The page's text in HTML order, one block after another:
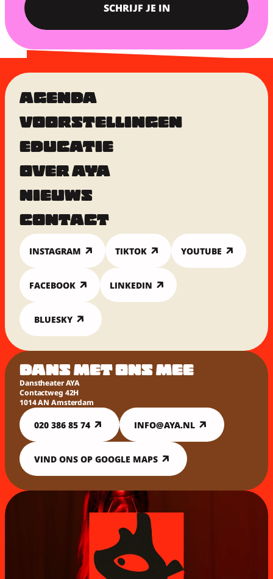
SCHRIJF JE IN
AGENDA
VOORSTELLINGEN
EDUCATIE
OVER AYA
NIEUWS
CONTACT
INSTAGRAM TIKTOK YOUTUBE
FACEBOOK LINKEDIN
BLUESKY
DANS MET ONS MEE
Danstheater AYA
Contactweg 42H
1014 AN Amsterdam
020 386 85 74 INFO@AYA.NL
VIND ONS OP GOOGLE MAPS